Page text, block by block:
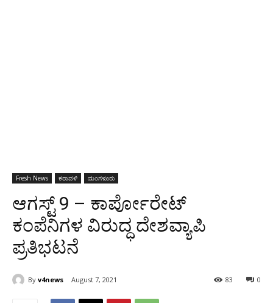
Fresh News ಕರಾವಳಿ ಮಂಗಳೂರು
ಆಗಸ್ಟ್ 9 – ಕಾರ್ಪೋರೇಟ್
ಕಂಪೆನಿಗಳ ವಿರುದ್ಧ ದೇಶವ್ಯಾಪಿ
ಪ್ರತಿಭಟನೆ
By v4news August 7, 2021 0
83